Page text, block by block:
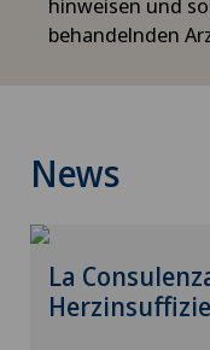
behandelnden
News
La